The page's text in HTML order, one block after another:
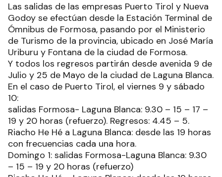
Las salidas de las empresas Puerto Tirol y Nueva
Godoy se efectúan desde la Estación Terminal de
Ómnibus de Formosa, pasando por el Ministerio
de Turismo de la provincia, ubicado en José María
Uriburu y Fontana de la ciudad de Formosa.
Y todos los regresos partirán desde avenida 9 de
Julio y 25 de Mayo de la ciudad de Laguna Blanca.
En el caso de Puerto Tirol, el viernes 9 y sábado
10:
salidas Formosa- Laguna Blanca: 9.30 – 15 – 17 –
19 y 20 horas (refuerzo). Regresos: 4.45 – 5.
Riacho He Hé a Laguna Blanca: desde las 19 horas
con frecuencias cada una hora.
Domingo 1: salidas Formosa-Laguna Blanca: 9.30
– 15 – 19 y 20 horas (refuerzo)